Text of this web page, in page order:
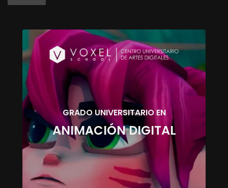
GRADO UNIVERSITARIO EN
ANIMACIÓN DIGITAL